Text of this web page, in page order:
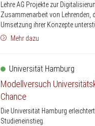
Lehre AG Projekte zur
Zusammenarbeit von Lehrenden,
Umsetzung ihrer Konzepte
Mehr dazu
Universität Hamburg
Modellversuch
Chance
Die Universität Hamburg
Studieneinstieg.